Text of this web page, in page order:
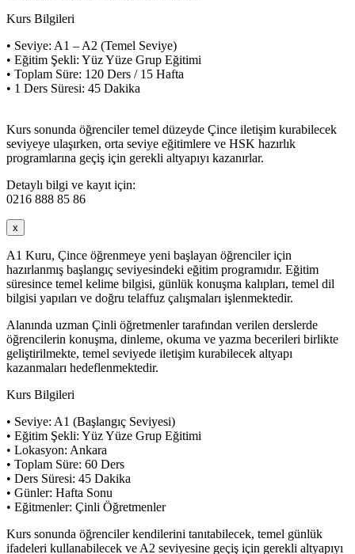
Kurs Bilgileri
• Seviye: A1 – A2 (Temel Seviye)
• Eğitim Şekli: Yüz Yüze Grup Eğitimi
• Toplam Süre: 120 Ders / 15 Hafta
• 1 Ders Süresi: 45 Dakika
Kurs sonunda öğrenciler temel düzeyde Çince iletişim kurabilecek
seviyeye ulaşırken, orta seviye eğitimlere ve HSK hazırlık
programlarına geçiş için gerekli altyapıyı kazanırlar.
Detaylı bilgi ve kayıt için:
0216 888 85 86
x
A1 Kuru, Çince öğrenmeye yeni başlayan öğrenciler için
hazırlanmış başlangıç seviyesindeki eğitim programıdır. Eğitim
süresince temel kelime bilgisi, günlük konuşma kalıpları, temel dil
bilgisi yapıları ve doğru telaffuz çalışmaları işlenmektedir.
Alanında uzman Çinli öğretmenler tarafından verilen derslerde
öğrencilerin konuşma, dinleme, okuma ve yazma becerileri birlikte
geliştirilmekte, temel seviyede iletişim kurabilecek altyapı
kazanmaları hedeflenmektedir.
Kurs Bilgileri
• Seviye: A1 (Başlangıç Seviyesi)
• Eğitim Şekli: Yüz Yüze Grup Eğitimi
• Lokasyon: Ankara
• Toplam Süre: 60 Ders
• Ders Süresi: 45 Dakika
• Günler: Hafta Sonu
• Eğitmenler: Çinli Öğretmenler
Kurs sonunda öğrenciler kendilerini tanıtabilecek, temel günlük
ifadeleri kullanabilecek ve A2 seviyesine geçiş için gerekli altyapıyı